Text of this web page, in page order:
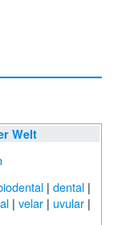
Welt
| dental|
| velar| uvular|